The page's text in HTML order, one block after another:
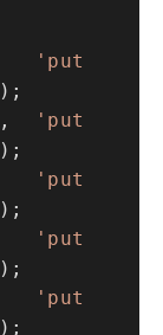
'put
);
,
'put
);
'put
);
'put
);
'put
);